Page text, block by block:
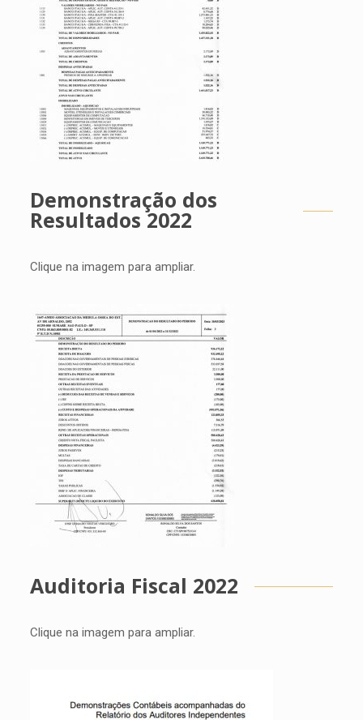
Demonstração dos
Resultados 2022
Clique na imagem para ampliar.
Auditoria Fiscal 2022
Clique na imagem para ampliar.